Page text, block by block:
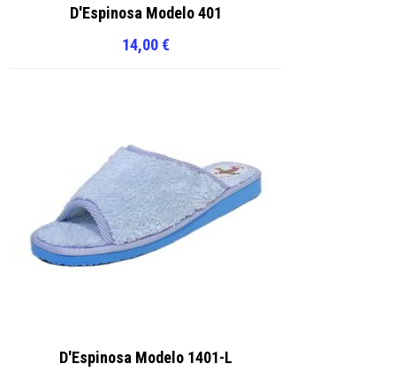
D'Espinosa Modelo 401
14,00€
D'Espinosa Modelo 1401-L